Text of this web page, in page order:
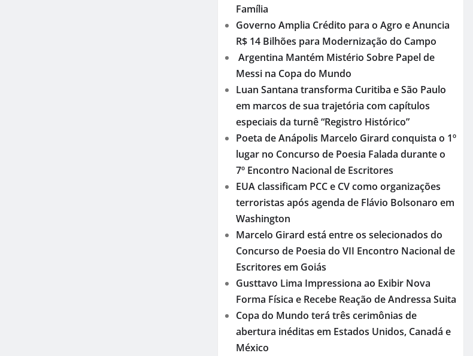
Família
Governo Amplia Crédito para o Agro e Anuncia
R$ 14 Bilhões para Modernização do Campo
Argentina Mantém Mistério Sobre Papel de
Messi na Copa do Mundo
Luan Santana transforma Curitiba e São Paulo
em marcos de sua trajetória com capítulos
especiais da turnê “Registro Histórico”
Poeta de Anápolis Marcelo Girard conquista o 1º
lugar no Concurso de Poesia Falada durante o
7º Encontro Nacional de Escritores
EUA classificam PCC e CV como organizações
terroristas após agenda de Flávio Bolsonaro em
Washington
Marcelo Girard está entre os selecionados do
Concurso de Poesia do VII Encontro Nacional de
Escritores em Goiás
Gusttavo Lima Impressiona ao Exibir Nova
Forma Física e Recebe Reação de Andressa Suita
Copa do Mundo terá três cerimônias de
abertura inéditas em Estados Unidos, Canadá e
México